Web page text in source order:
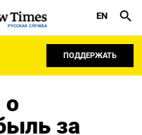
РУССКАЯ СЛУЖБА
EN
ПОДДЕРЖАТЬ
о
за